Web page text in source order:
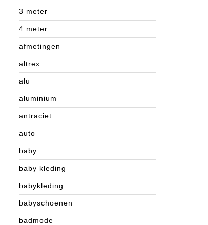
3 meter
4 meter
afmetingen
altrex
alu
aluminium
antraciet
auto
baby
baby kleding
babykleding
babyschoenen
badmode